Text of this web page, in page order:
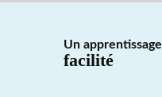
Un apprentissage
facilité